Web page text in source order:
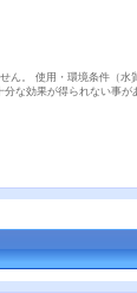
ん。 使用・環境条件（
な効果が得られない事が